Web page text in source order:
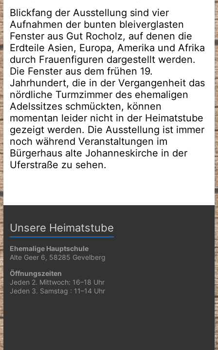
Blickfang der Ausstellung sind vier
Aufnahmen der bunten bleiverglasten
Fenster aus Gut Rocholz, auf denen die
Erdteile Asien, Europa, Amerika und Afrika
durch Frauenfiguren dargestellt werden.
Die Fenster aus dem frühen 19.
Jahrhundert, die in der Vergangenheit das
nördliche Turmzimmer des ehemaligen
Adelssitzes schmückten, können
momentan leider nicht in der Heimatstube
gezeigt werden. Die Ausstellung ist immer
noch während Veranstaltungen im
Bürgerhaus alte Johanneskirche in der
Uferstraße zu sehen.
Unsere Heimatstube
Ehemalige Hauptschule
Alte Geer 6, 58285 Gevelberg
Öffnungszeiten
Jeden 2. Mittwoch: 16–18 Uhr
Jeden 3. Samstag : 11–14 Uhr